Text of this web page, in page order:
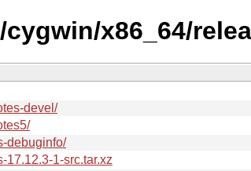
x86_64/
devel/
debuginfo/
17.12.3-1-src.tar.xz